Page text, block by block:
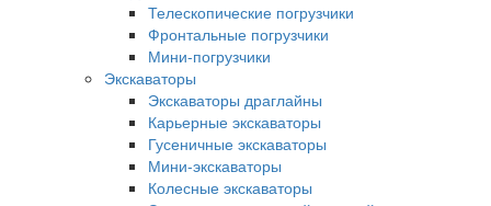
Телескопические погрузчики
Фронтальные погрузчики
Мини-погрузчики
Экскаваторы
Экскаваторы драглайны
Карьерные экскаваторы
Гусеничные экскаваторы
Мини-экскаваторы
Колесные экскаваторы